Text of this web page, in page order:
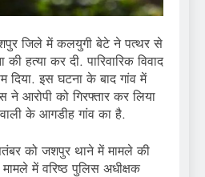
जिले में कलयुगी बेटे ने पत्थर से
हत्या कर दी. पारिवारिक विवाद
दिया. इस घटना के बाद गांव में
आरोपी को गिरफ्तार कर लिया
के आगडीह गांव का है.
को जशपुर थाने में मामले की
मामले में वरिष्ठ पुलिस अधीक्षक